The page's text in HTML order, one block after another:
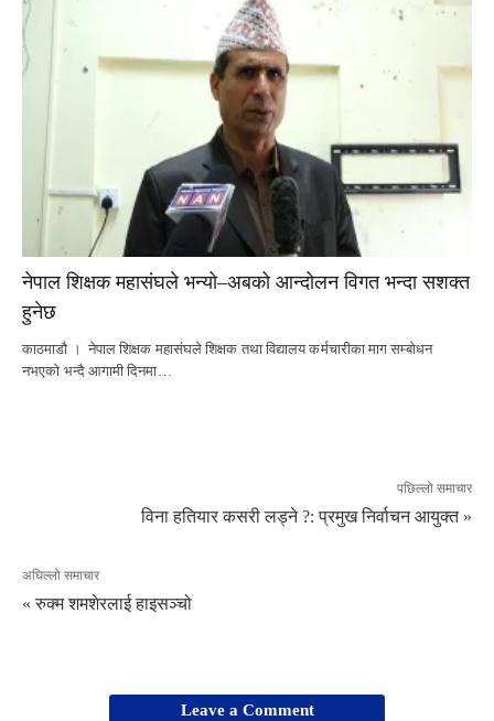
नेपाल शिक्षक महासंघले भन्यो–अबको आन्दोलन विगत भन्दा सशक्त
हुनेछ
काठमाडौ । नेपाल शिक्षक महासंघले शिक्षक तथा विद्यालय कर्मचारीका माग सम्बोधन
नभएको भन्दै आगामी दिनमा…
पछिल्लो समाचार
विना हतियार कसरी लड्ने ?: प्रमुख निर्वाचन आयुक्त »
अघिल्लो समाचार
« रुक्म शमशेरलाई हाइसञ्चो
Leave a Comment